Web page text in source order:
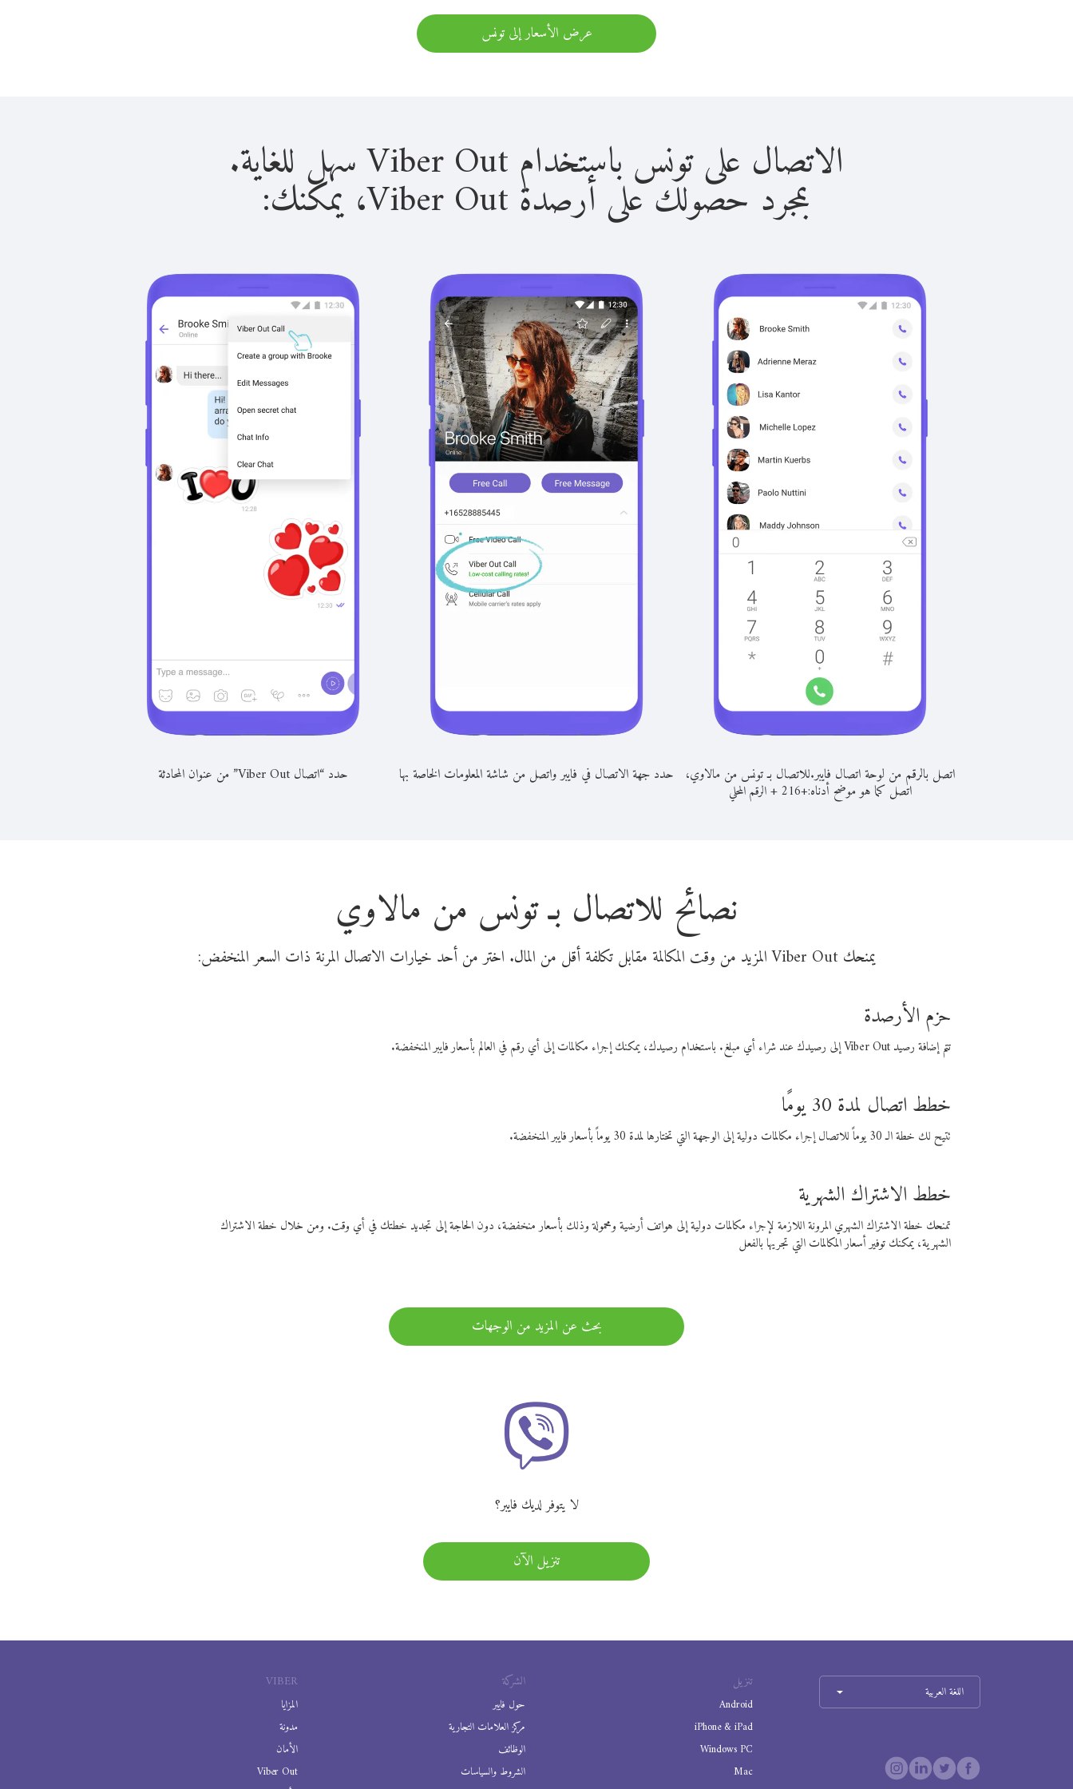
عرض الأسعار إلى تونس
الاتصال على تونس باستخدام Viber Out سهل للغاية.
بمجرد حصولك على أرصدة Viber Out، يمكنك:
اتصل بالرقم من لوحة اتصال فايبر.للاتصال بـ تونس من مالاوي،
اتصل كما هو موضح أدناه:+
216
+الرقم المحلي
حدد جهة الاتصال في فايبر واتصل من شاشة المعلومات الخاصة بها حدد “اتصال Viber Out” من عنوان المحادثة
نصائح للاتصال بـ تونس من مالاوي
يمنحك Viber Out المزيد من وقت المكالمة مقابل تكلفة أقل من المال. اختر من أحد خيارات الاتصال المرنة ذات السعر المنخفض:
حزم الأرصدة
تتم إضافة رصيد Viber Out إلى رصيدك عند شراء أي مبلغ. باستخدام رصيدك، يمكنك إجراء مكالمات إلى أي رقم في العالم بأسعار فايبر المنخفضة.
خطط اتصال لمدة 30 يومًا
تتيح لك خطة الـ 30 يوماً للاتصال إجراء مكالمات دولية إلى الوجهة التي تختارها لمدة 30 يوماً بأسعار فايبر المنخفضة.
خطط الاشتراك الشهرية
تمنحك خطة الاشتراك الشهري المرونة اللازمة لإجراء مكالمات دولية إلى هواتف أرضية ومحمولة وذلك بأسعار منخفضة، دون الحاجة إلى تجديد خطتك في أي وقت. ومن خلال خطة الاشتراك
الشهرية، يمكنك توفير أسعار المكالمات التي تجريها بالفعل
بحث عن المزيد من الوجهات
لا يتوفر لديك فايبر؟
تنزيل الآن
VIBER
المزايا
مدونة
الأمان
Viber Out
الشركة
حول فايبر
مركز العلامات التجارية
الوظائف
الشروط والسياسات
تنزيل
Android
iPhone & iPad
Windows PC
Mac
اللغة العربية